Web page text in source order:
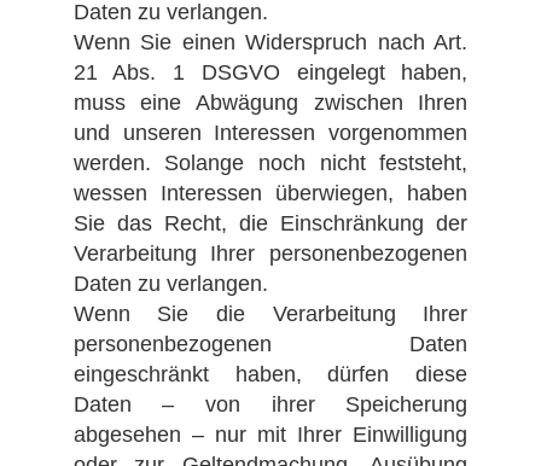
Daten zu verlangen.
Wenn Sie einen Widerspruch nach Art.
21 Abs. 1 DSGVO eingelegt haben,
muss eine Abwägung zwischen Ihren
und unseren Interessen vorgenommen
werden. Solange noch nicht feststeht,
wessen Interessen überwiegen, haben
Sie das Recht, die Einschränkung der
Verarbeitung Ihrer personenbezogenen
Daten zu verlangen.
Wenn Sie die Verarbeitung Ihrer
personenbezogenen Daten
eingeschränkt haben, dürfen diese
Daten – von ihrer Speicherung
abgesehen – nur mit Ihrer Einwilligung